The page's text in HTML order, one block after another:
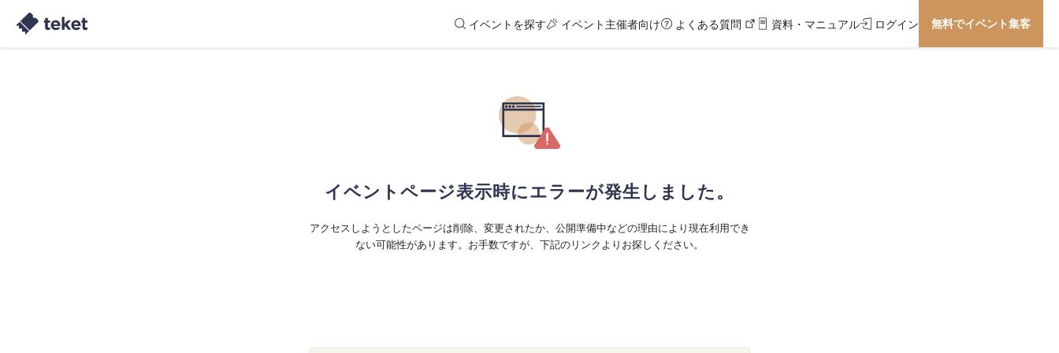
イベントを探す イベント主催者向け よくある質問 資料・マニュアル ログイン 無料でイベント集客
イベントページ表示時にエラーが発生しました。
アクセスしようとしたページは削除、変更されたか、公開準備中などの理由により現在利用でき
ない可能性があります。お手数ですが、下記のリンクよりお探しください。